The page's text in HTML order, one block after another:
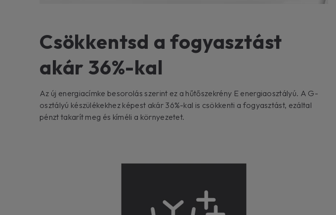
Csökkentsd a fogyasztást
akár 36%-kal
Az új energiacímke besorolás szerint ez a hűtőszekrény E energiaosztályú. A G-
osztályú készülékekhez képest akár 36%-kal is csökkenti a fogyasztást, ezáltal
pénzt takarít meg és kíméli a környezetet.